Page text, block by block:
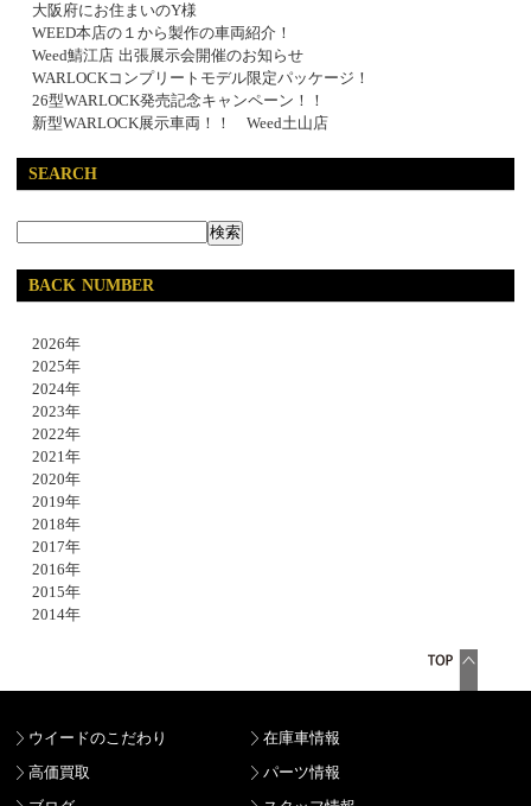
大阪府にお住まいのY様
WEED本店の１から製作の車両紹介！
Weed鯖江店 出張展示会開催のお知らせ
WARLOCKコンプリートモデル限定パッケージ！
26型WARLOCK発売記念キャンペーン！！
新型WARLOCK展示車両！！ Weed土山店
SEARCH
BACK NUMBER
2026年
2025年
2024年
2023年
2022年
2021年
2020年
2019年
2018年
2017年
2016年
2015年
2014年
ウイードのこだわり
在庫車情報
高価買取
パーツ情報